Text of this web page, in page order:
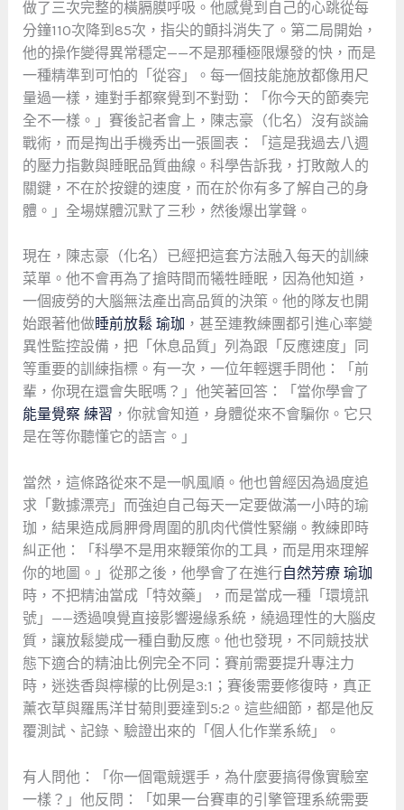
做了三次完整的橫膈膜呼吸。他感覺到自己的心跳從每
分鐘110次降到85次，指尖的顫抖消失了。第二局開始，
他的操作變得異常穩定——不是那種極限爆發的快，而是
一種精準到可怕的「從容」。每一個技能施放都像用尺
量過一樣，連對手都察覺到不對勁：「你今天的節奏完
全不一樣。」賽後記者會上，陳志豪（化名）沒有談論
戰術，而是掏出手機秀出一張圖表：「這是我過去八週
的壓力指數與睡眠品質曲線。科學告訴我，打敗敵人的
關鍵，不在於按鍵的速度，而在於你有多了解自己的身
體。」全場媒體沉默了三秒，然後爆出掌聲。
現在，陳志豪（化名）已經把這套方法融入每天的訓練
菜單。他不會再為了搶時間而犧牲睡眠，因為他知道，
一個疲勞的大腦無法產出高品質的決策。他的隊友也開
始跟著他做睡前放鬆 瑜珈 ，甚至連教練團都引進心率變
異性監控設備，把「休息品質」列為跟「反應速度」同
等重要的訓練指標。有一次，一位年輕選手問他：「前
輩，你現在還會失眠嗎？」他笑著回答：「當你學會了
能量覺察 練習 ，你就會知道，身體從來不會騙你。它只
是在等你聽懂它的語言。」
當然，這條路從來不是一帆風順。他也曾經因為過度追
求「數據漂亮」而強迫自己每天一定要做滿一小時的瑜
珈，結果造成肩胛骨周圍的肌肉代償性緊繃。教練即時
糾正他：「科學不是用來鞭策你的工具，而是用來理解
你的地圖。」從那之後，他學會了在進行自然芳療 瑜珈
時，不把精油當成「特效藥」，而是當成一種「環境訊
號」——透過嗅覺直接影響邊緣系統，繞過理性的大腦皮
質，讓放鬆變成一種自動反應。他也發現，不同競技狀
態下適合的精油比例完全不同：賽前需要提升專注力
時，迷迭香與檸檬的比例是3:1；賽後需要修復時，真正
薰衣草與羅馬洋甘菊則要達到5:2。這些細節，都是他反
覆測試、記錄、驗證出來的「個人化作業系統」。
有人問他：「你一個電競選手，為什麼要搞得像實驗室
一樣？」他反問：「如果一台賽車的引擎管理系統需要